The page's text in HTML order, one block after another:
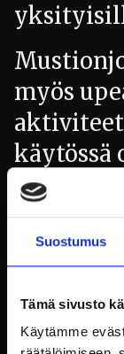
Suostumus
Tämä sivusto
Käytämme
myös
käytössä